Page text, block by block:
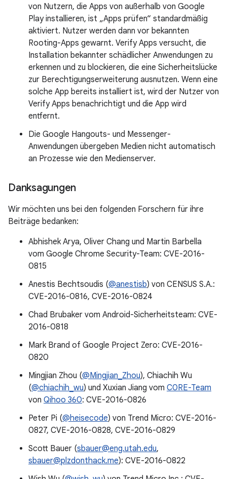
von Nutzern, die Apps von außerhalb von Google
Play installieren, ist „Apps prüfen“ standardmäßig
aktiviert. Nutzer werden dann vor bekannten
Rooting-Apps gewarnt. Verify Apps versucht, die
Installation bekannter schädlicher Anwendungen zu
erkennen und zu blockieren, die eine Sicherheitslücke
zur Berechtigungserweiterung ausnutzen. Wenn eine
solche App bereits installiert ist, wird der Nutzer von
Verify Apps benachrichtigt und die App wird
entfernt.
Die Google Hangouts- und Messenger-
Anwendungen übergeben Medien nicht automatisch
an Prozesse wie den Medienserver.
Danksagungen
Wir möchten uns bei den folgenden Forschern für ihre
Beiträge bedanken:
Abhishek Arya, Oliver Chang und Martin Barbella
vom Google Chrome Security-Team: CVE-2016-
0815
Anestis Bechtsoudis (@anestisb) von CENSUS S.A.:
CVE-2016-0816, CVE-2016-0824
Chad Brubaker vom Android-Sicherheitsteam: CVE-
2016-0818
Mark Brand of Google Project Zero: CVE-2016-
0820
Mingjian Zhou (@Mingjian_Zhou), Chiachih Wu
(@chiachih_wu) und Xuxian Jiang vom C0RE-Team
von Qihoo 360: CVE-2016-0826
Peter Pi (@heisecode) von Trend Micro: CVE-2016-
0827, CVE-2016-0828, CVE-2016-0829
Scott Bauer (sbauer@eng.utah.edu,
sbauer@plzdonthack.me): CVE-2016-0822